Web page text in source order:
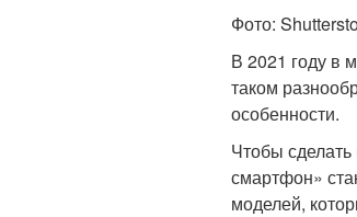
Фото:
В 2021 году в
таком
особенности.
Чтобы
смартфон»
моделей,